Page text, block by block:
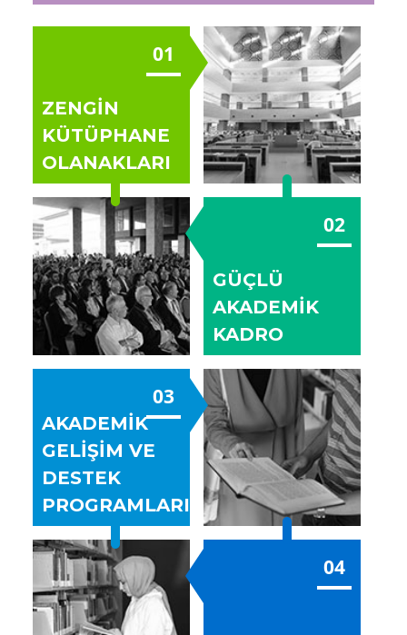
01
ZENGİN
KÜTÜPHANE
OLANAKLARI
02
GÜÇLÜ
AKADEMİK
KADRO
03
AKADEMİK
GELİŞİM VE
DESTEK
PROGRAMLARI
04